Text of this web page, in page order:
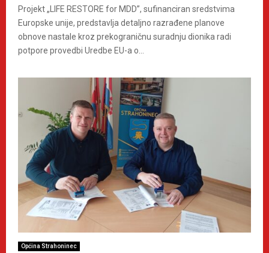
Projekt „LIFE RESTORE for MDD”, sufinanciran sredstvima
Europske unije, predstavlja detaljno razrađene planove
obnove nastale kroz prekograničnu suradnju dionika radi
potpore provedbi Uredbe EU-a o...
Općina Strahoninec